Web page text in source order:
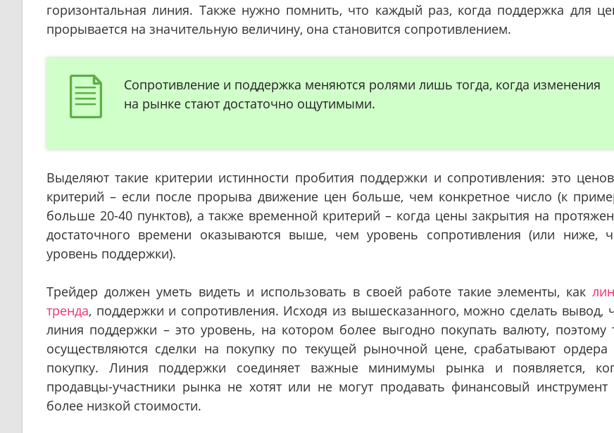
горизонтальная линия. Также нужно помнить, что каждый раз, когда поддержка для
прорывается на значительную величину, она становится сопротивлением.
Сопротивление и поддержка меняются ролями лишь тогда, когда изменения
на рынке стают достаточно ощутимыми.
Выделяют такие критерии истинности пробития поддержки и сопротивления: это
критерий – если после прорыва движение цен больше, чем конкретное число (к
больше 20-40 пунктов), а также временной критерий – когда цены закрытия на
достаточного времени оказываются выше, чем уровень сопротивления (или ниже,
уровень поддержки).
Трейдер должен уметь видеть и использовать в своей работе такие элементы, как
тренда, поддержки и сопротивления. Исходя из вышесказанного, можно сделать вывод,
линия поддержки – это уровень, на котором более выгодно покупать валюту, поэтому
осуществляются сделки на покупку по текущей рыночной цене, срабатывают ордера
покупку. Линия поддержки соединяет важные минимумы рынка и появляется,
продавцы-участники рынка не хотят или не могут продавать финансовый инструмент
более низкой стоимости.